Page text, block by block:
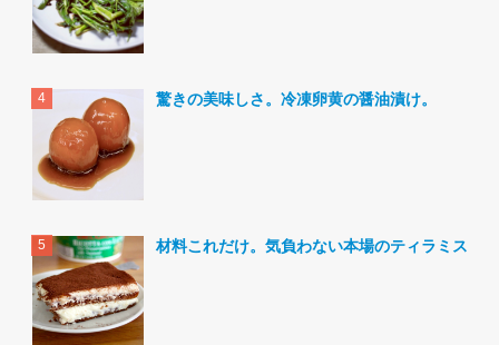
驚きの美味しさ。冷凍卵黄の醤油漬け。
材料これだけ。気負わない本場のティラミス。